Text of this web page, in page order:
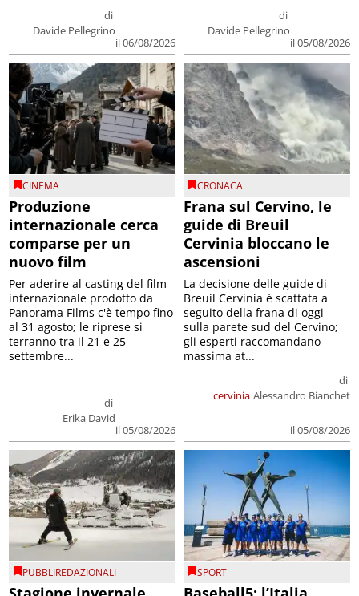
di
Davide Pellegrino
il 06/08/2026
di
Davide Pellegrino
il 05/08/2026
CINEMA
Produzione
internazionale cerca
comparse per un
nuovo film
di
Erika David
il 05/08/2026
Per aderire al casting del film
internazionale prodotto da
Panorama Films c'è tempo fino
al 31 agosto; le riprese si
terranno tra il 21 e 25
settembre...
CRONACA
Frana sul Cervino, le
guide di Breuil
Cervinia bloccano le
ascensioni
cervinia
di
Alessandro Bianchet
il 05/08/2026
La decisione delle guide di
Breuil Cervinia è scattata a
seguito della frana di oggi
sulla parete sud del Cervino;
gli esperti raccomandano
massima at...
PUBBLIREDAZIONALI SPORT